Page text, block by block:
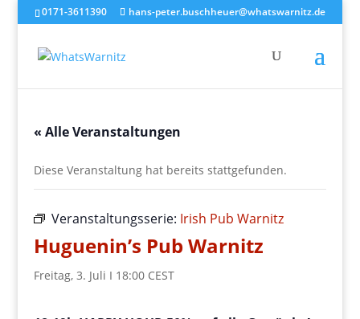
0171-3611390 hans-peter.buschheuer@whatswarnitz.de
« Alle Veranstaltungen
Diese Veranstaltung hat bereits stattgefunden.
Veranstaltungsserie: Irish Pub Warnitz
Huguenin’s Pub Warnitz
Freitag, 3. Juli I 18:00 CEST